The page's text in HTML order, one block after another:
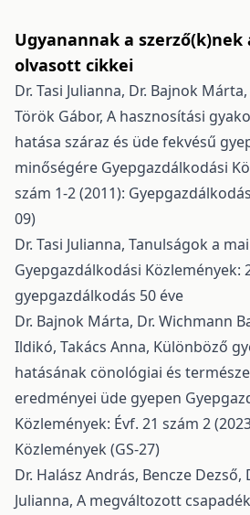
Ugyanannak a
olvasott cikkei
Dr. Tasi Julianna, Dr. Bajnok
Török Gábor, A hasznosítási
hatása száraz és üde fekvésű
minőségére Gyepgazdálkodási
szám 1-2 (2011):
09)
Dr. Tasi Julianna, Tanulságok a
Gyepgazdálkodási Közlemények:
gyepgazdálkodás 50 éve
Dr. Bajnok Márta, Dr. Wichmann
Ildikó, Takács Anna, Különböző
hatásának cönológiai és
eredményei üde gyepen
Közlemények: Évf. 21 szám 2
Közlemények (GS-27)
Dr. Halász András, Bencze Dezső,
Julianna, A megváltozott